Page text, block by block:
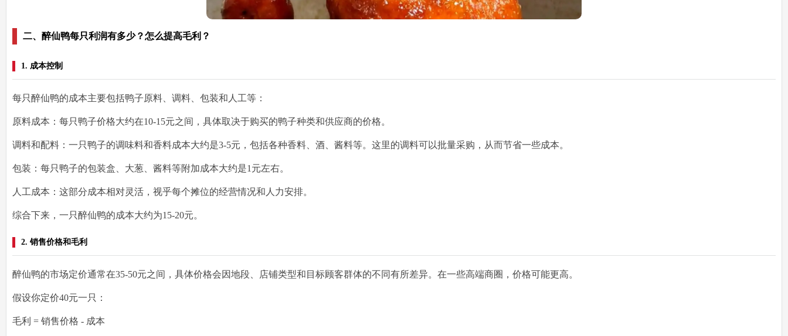
二、醉仙鸭每只利润有多少？怎么提高毛利？
1. 成本控制
每只醉仙鸭的成本主要包括鸭子原料、调料、包装和人工等：
原料成本 ：每只鸭子价格大约在10-15元之间，具体取决于购买的鸭子种类和供应商的价格。
调料和配料 ：一只鸭子的调味料和香料成本大约是3-5元，包括各种香料、酒、酱料等。这里的调料可以批量采购，从而节省一些成本。
包装 ：每只鸭子的包装盒、大葱、酱料等附加成本大约是1元左右。
人工成本 ：这部分成本相对灵活，视乎每个摊位的经营情况和人力安排。
综合下来，一只醉仙鸭的成本大约为15-20元。
2. 销售价格和毛利
醉仙鸭的市场定价通常在35-50元之间，具体价格会因地段、店铺类型和目标顾客群体的不同有所差异。在一些高端商圈，价格可能更高。
假设你定价40元一只：
毛利 = 销售价格 - 成本